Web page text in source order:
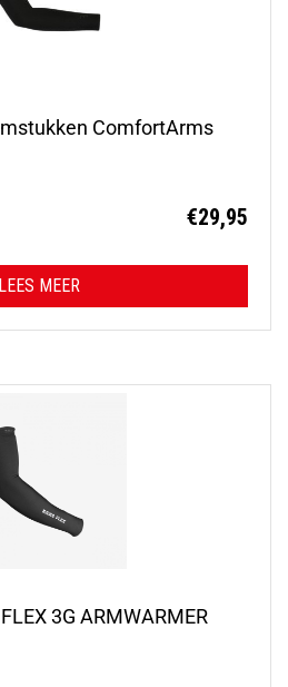
ComfortArms
€29,95
LEES MEER
3G ARMWARMER